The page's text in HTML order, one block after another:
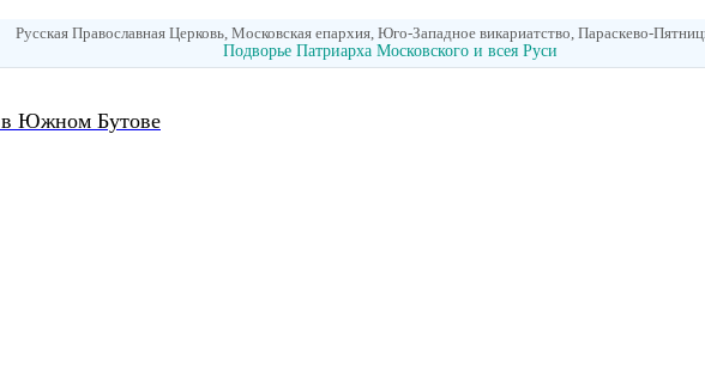
Русская Православная Церковь, Московская епархия, Юго-Западное викариатство, Параскево-
Подворье Патриарха Московского и всея Руси
в Южном Бутове